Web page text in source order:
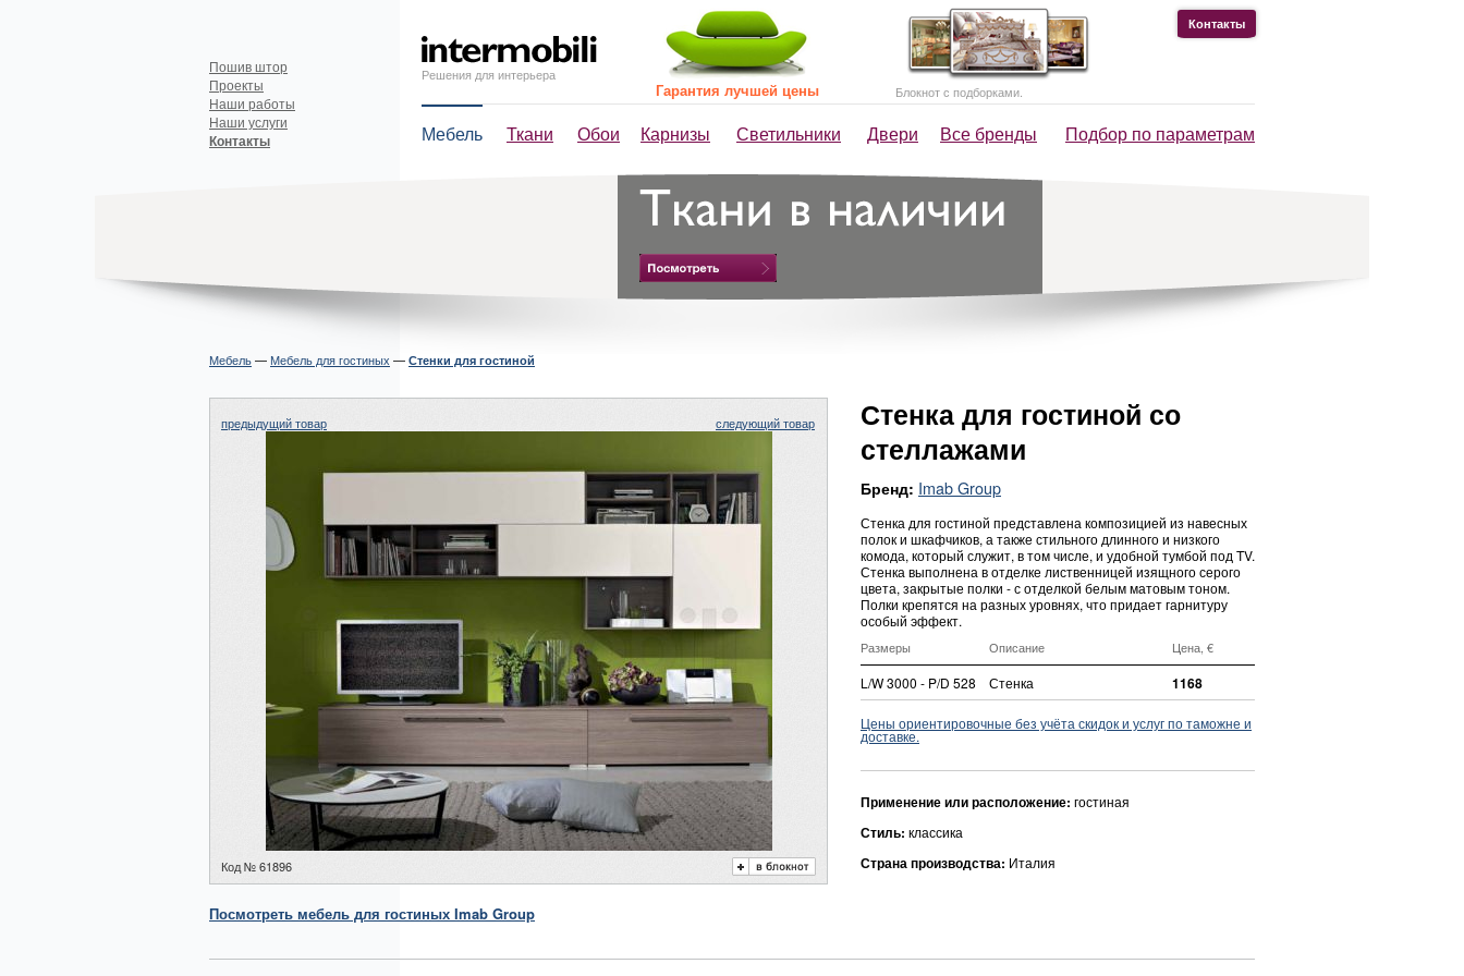
Решения для интерьера
Мебель Ткани Обои Карнизы Светильники Двери Все бренды Подбор по параметрам
Пошив штор
Проекты
Наши работы
Наши услуги
Контакты
Контакты
Гарантия лучшей цены Блокнот с подборками.
Мебель— Мебель для гостиных — Стенки для гостиной
предыдущий товар следующий товар
Код № 61896
Посмотреть мебель для гостиных Imab Group
Стенка для гостиной со
стеллажами
Бренд: Imab Group
Стенка для гостиной представлена композицией из навесных
полок и шкафчиков, а также стильного длинного и низкого
комода, который служит, в том числе, и удобной тумбой под TV.
Стенка выполнена в отделке лиственницей изящного серого
цвета, закрытые полки - с отделкой белым матовым тоном.
Полки крепятся на разных уровнях, что придает гарнитуру
особый эффект.
Размеры Описание Цена, €
L/W 3000 - P/D 528 Стенка 1168
Цены ориентировочные без учёта скидок и услуг по таможне и
доставке.
Применение или расположение: гостиная
Стиль: классика
Страна производства: Италия